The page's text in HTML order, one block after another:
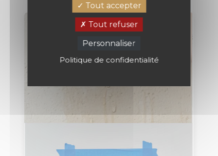
Tout accepter
Tout refuser
Personnaliser
Politique de confidentialité